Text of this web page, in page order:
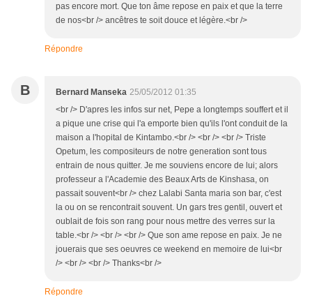
pas encore mort. Que ton âme repose en paix et que la terre
de nos<br /> ancêtres te soit douce et légère.<br />
Répondre
B Bernard Manseka 25/05/2012 01:35
<br /> D'apres les infos sur net, Pepe a longtemps souffert et il
a pique une crise qui l'a emporte bien qu'ils l'ont conduit de la
maison a l'hopital de Kintambo.<br /> <br /> <br /> Triste
Opetum, les compositeurs de notre generation sont tous
entrain de nous quitter. Je me souviens encore de lui; alors
professeur a l'Academie des Beaux Arts de Kinshasa, on
passait souvent<br /> chez Lalabi Santa maria son bar, c'est
la ou on se rencontrait souvent. Un gars tres gentil, ouvert et
oublait de fois son rang pour nous mettre des verres sur la
table.<br /> <br /> <br /> Que son ame repose en paix. Je ne
jouerais que ses oeuvres ce weekend en memoire de lui<br
/> <br /> <br /> Thanks<br />
Répondre